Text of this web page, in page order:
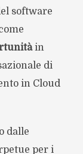
software
in
di
in Cloud
dalle
per i